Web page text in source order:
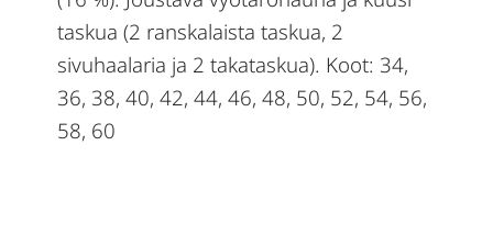
taskua (2 ranskalaista taskua, 2
sivuhaalaria ja 2 takataskua). Koot: 34,
36, 38, 40, 42, 44, 46, 48, 50, 52, 54, 56,
58, 60